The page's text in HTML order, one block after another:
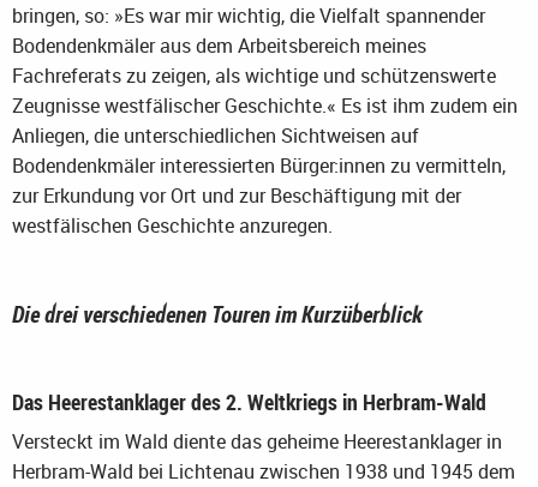
bringen, so: »Es war mir wichtig, die Vielfalt spannender
Bodendenkmäler aus dem Arbeitsbereich meines
Fachreferats zu zeigen, als wichtige und schützenswerte
Zeugnisse westfälischer Geschichte.« Es ist ihm zudem ein
Anliegen, die unterschiedlichen Sichtweisen auf
Bodendenkmäler interessierten Bürger:innen zu vermitteln,
zur Erkundung vor Ort und zur Beschäftigung mit der
westfälischen Geschichte anzuregen.
Die drei verschiedenen Touren im Kurzüberblick
Das Heerestanklager des 2. Weltkriegs in Herbram-Wald
Versteckt im Wald diente das geheime Heerestanklager in
Herbram-Wald bei Lichtenau zwischen 1938 und 1945 dem